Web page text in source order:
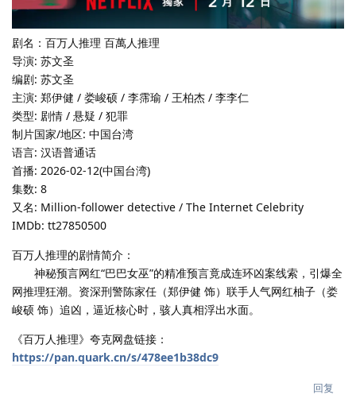
剧名：百万人推理 百萬人推理
导演: 苏文圣
编剧: 苏文圣
主演: 郑伊健 / 娄峻硕 / 李霈瑜 / 王柏杰 / 李李仁
类型: 剧情 / 悬疑 / 犯罪
制片国家/地区: 中国台湾
语言: 汉语普通话
首播: 2026-02-12(中国台湾)
集数: 8
又名: Million-follower detective / The Internet Celebrity
IMDb: tt27850500
百万人推理的剧情简介：
神秘预言网红“巴巴女巫”的精准预言竟成连环凶案线索，引爆全
网推理狂潮。资深刑警陈家任（郑伊健 饰）联手人气网红柚子（娄
峻硕 饰）追凶，逼近核心时，骇人真相浮出水面。
《百万人推理》夸克网盘链接：
https://pan.quark.cn/s/478ee1b38dc9
回复